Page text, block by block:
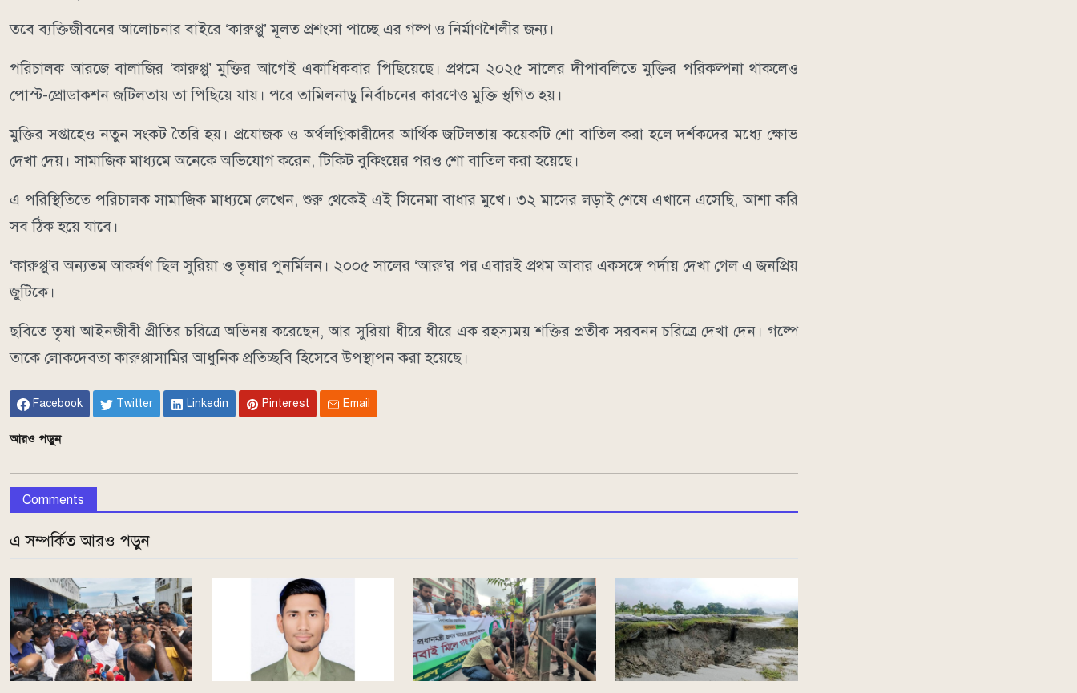
তবে ব্যক্তিজীবনের আলোচনার বাইরে ‘কারুপ্পু’ মূলত প্রশংসা পাচ্ছে এর গল্প ও নির্মাণশৈলীর জন্য।
পরিচালক আরজে বালাজির ‘কারুপ্পু’ মুক্তির আগেই একাধিকবার পিছিয়েছে। প্রথমে ২০২৫ সালের দীপাবলিতে মুক্তির পরিকল্পনা থাকলেও
পোস্ট-প্রোডাকশন জটিলতায় তা পিছিয়ে যায়। পরে তামিলনাড়ু নির্বাচনের কারণেও মুক্তি স্থগিত হয়।
মুক্তির সপ্তাহেও নতুন সংকট তৈরি হয়। প্রযোজক ও অর্থলগ্নিকারীদের আর্থিক জটিলতায় কয়েকটি শো বাতিল করা হলে দর্শকদের মধ্যে ক্ষোভ
দেখা দেয়। সামাজিক মাধ্যমে অনেকে অভিযোগ করেন, টিকিট বুকিংয়ের পরও শো বাতিল করা হয়েছে।
এ পরিস্থিতিতে পরিচালক সামাজিক মাধ্যমে লেখেন, শুরু থেকেই এই সিনেমা বাধার মুখে। ৩২ মাসের লড়াই শেষে এখানে এসেছি, আশা করি
সব ঠিক হয়ে যাবে।
‘কারুপ্পু’র অন্যতম আকর্ষণ ছিল সুরিয়া ও তৃষার পুনর্মিলন। ২০০৫ সালের ‘আরু’র পর এবারই প্রথম আবার একসঙ্গে পর্দায় দেখা গেল এ জনপ্রিয়
জুটিকে।
ছবিতে তৃষা আইনজীবী প্রীতির চরিত্রে অভিনয় করেছেন, আর সুরিয়া ধীরে ধীরে এক রহস্যময় শক্তির প্রতীক সরবনন চরিত্রে দেখা দেন। গল্পে
তাকে লোকদেবতা কারুপ্পাসামির আধুনিক প্রতিচ্ছবি হিসেবে উপস্থাপন করা হয়েছে।
Facebook Twitter Linkedin Pinterest Email
আরও পড়ুন
Comments
এ সম্পর্কিত আরও পড়ুন